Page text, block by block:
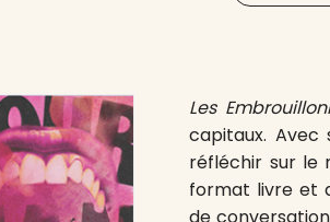
Les
capitaux.
réfléchir sur le
format livre et